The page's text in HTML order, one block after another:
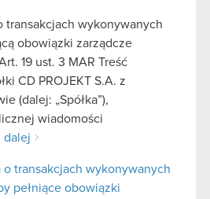
transakcjach wykonywanych
obowiązki zarządcze
19 ust. 3 MAR Treść
CD PROJEKT S.A. z
(dalej: „Spółka”),
wiadomości
dalej
o transakcjach wykonywanych
pełniące obowiązki